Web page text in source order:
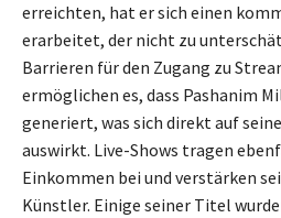
erreichten, hat er sich einen
erarbeitet, der nicht zu
Barrieren für den Zugang zu
ermöglichen es, dass Pashanim
generiert, was sich direkt auf
auswirkt. Live-Shows tragen
Einkommen bei und verstärken
Künstler. Einige seiner Titel